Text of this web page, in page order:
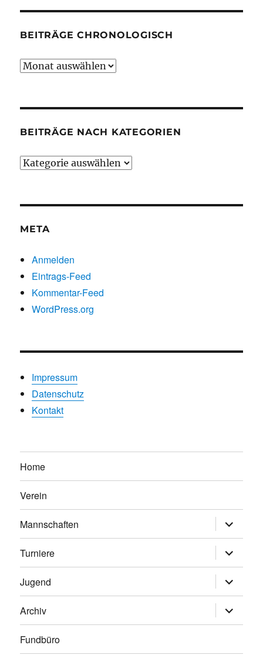
BEITRÄGE CHRONOLOGISCH
Beiträge
BEITRÄGE NACH KATEGORIEN
Beiträge
META
Anmelden
Eintrags-Feed
Kommentar-Feed
WordPress.org
Impressum
Datenschutz
Kontakt
Home
Verein
Mannschaften
anzeigen
Turniere
anzeigen
Jugend
anzeigen
Archiv
anzeigen
Fundbüro